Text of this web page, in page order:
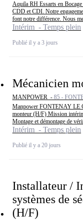
Aquila RH Essarts en Bocage
CDD et CDI. Notre
font notre différence. Nous
Intérim - Temps plein
Publié il y a 3 jours
Mécanicien
MANPOWER - 85 -
Manpower FONTENAY LE
monteur (H/F) Mission
Montage et démontage de
Intérim - Temps plein
Publié il y a 20 jours
Installateur /
systèmes de
(H/F)